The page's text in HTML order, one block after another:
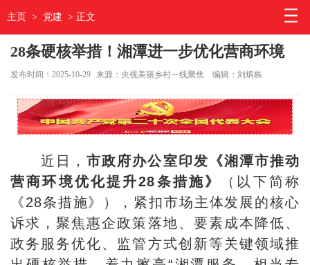
主页 > 党建 > 正文
28条硬核举措！湘潭进一步优化营商环境
发布时间：2025-10-29 来源：央视美丽乡村一线聚焦 编辑：刘炳栋
近日，市政府办公室印发《湘潭市推动
营商环境优化提升28条措施》
（以下简称
《28条措施》），紧扣市场主体发展的核心
诉求，聚焦惠企政策落地、要素成本降低、
政务服务优化、监管方式创新等关键领域推